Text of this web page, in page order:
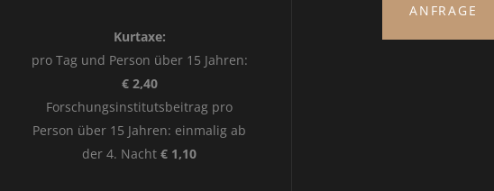
Kurtaxe:
pro Tag und Person über 15 Jahren:
€ 2,40
Forschungsinstitutsbeitrag pro
Person über 15 Jahren: einmalig ab
der 4. Nacht€ 1,10
ANFRAGE